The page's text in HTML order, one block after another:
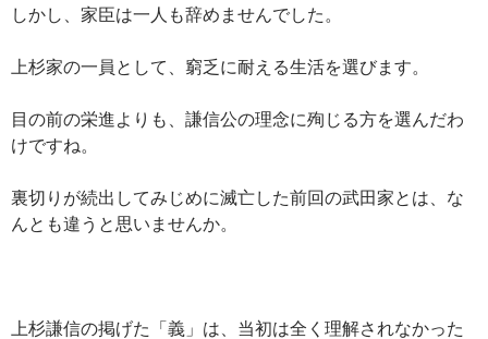
しかし、家臣は一人も辞めませんでした。
上杉家の一員として、窮乏に耐える生活を選びます。
目の前の栄進よりも、謙信公の理念に殉じる方を選んだわ
けですね。
裏切りが続出してみじめに滅亡した前回の武田家とは、な
んとも違うと思いませんか。
上杉謙信の掲げた「義」は、当初は全く理解されなかった